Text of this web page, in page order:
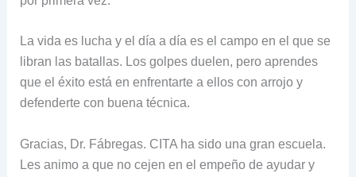
La vida es lucha y el día a día es el campo en el que se
libran las batallas. Los golpes duelen, pero aprendes
que el éxito está en enfrentarte a ellos con arrojo y
defenderte con buena técnica.
Gracias, Dr. Fábregas. CITA ha sido una gran escuela.
Les animo a que no cejen en el empeño de ayudar y